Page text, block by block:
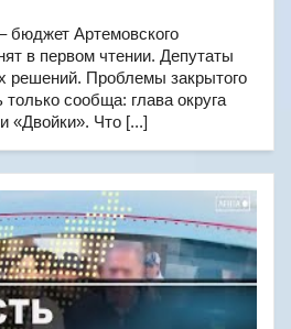
бюджет Артемовского
в первом чтении. Депутаты
решений. Проблемы закрытого
сообща: глава округа
«Двойки». Что [...]